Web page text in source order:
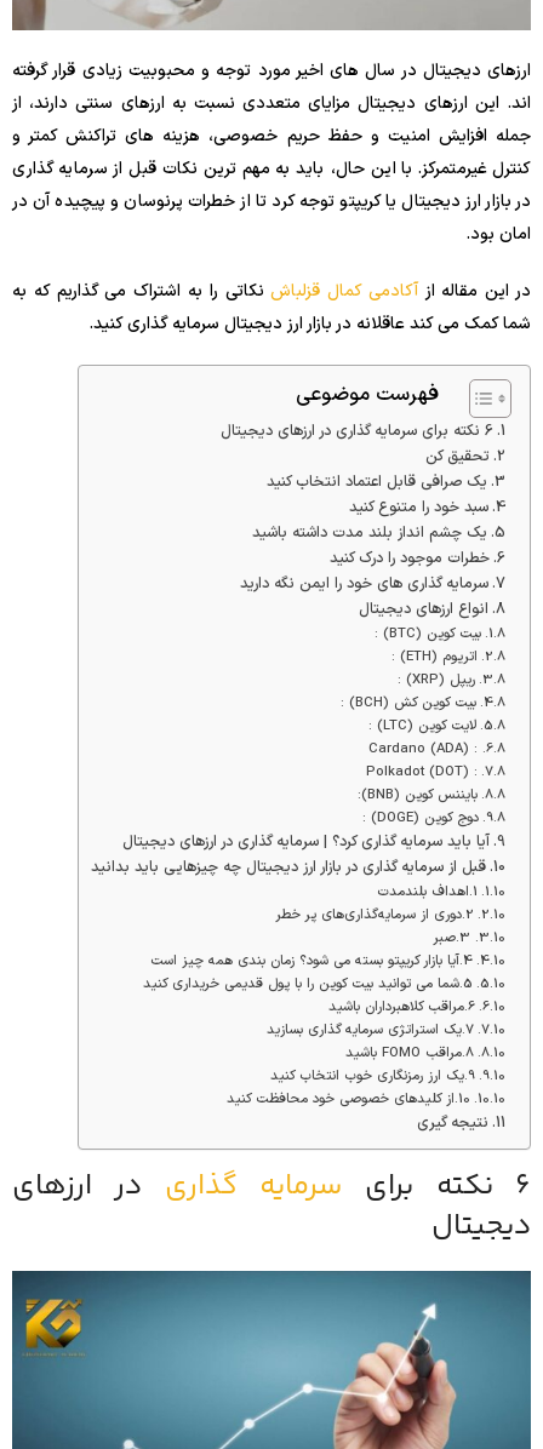
ارزهای دیجیتال در سال های اخیر مورد توجه و محبوبیت زیادی قرار گرفته
اند. این ارزهای دیجیتال مزایای متعددی نسبت به ارزهای سنتی دارند، از
جمله افزایش امنیت و حفظ حریم خصوصی، هزینه های تراکنش کمتر و
کنترل غیرمتمرکز. با این حال، باید به مهم ترین نکات قبل از سرمایه گذاری
در بازار ارز دیجیتال یا کریپتو توجه کرد تا از خطرات پرنوسان و پیچیده آن در
امان بود.
در این مقاله ازآکادمی کمال قزلباشنکاتی را به اشتراک می گذاریم که به
شما کمک می کند عاقلانه در بازار ارز دیجیتال سرمایه گذاری کنید.
فهرست موضوعی
6 نکته برای سرمایه گذاری در ارزهای دیجیتال
تحقیق کن
یک صرافی قابل اعتماد انتخاب کنید
سبد خود را متنوع کنید
یک چشم انداز بلند مدت داشته باشید
خطرات موجود را درک کنید
سرمایه گذاری های خود را ایمن نگه دارید
انواع ارزهای دیجیتال
بیت کوین (BTC) :
اتریوم (ETH) :
ریپل (XRP) :
بیت کوین کش (BCH) :
لایت کوین (LTC) :
: (ADA) Cardano
: (DOT) Polkadot
بایننس کوین (BNB):
دوج کوین (DOGE) :
آیا باید سرمایه گذاری کرد؟ | سرمایه گذاری در ارزهای دیجیتال
قبل از سرمایه گذاری در بازار ارز دیجیتال چه چیزهایی باید بدانید
1.اهداف بلندمدت
2.دوری از سرمایه‌گذاری‌های پر خطر
4.آیا بازار کریپتو بسته می شود؟ زمان بندی همه چیز است
5.شما می توانید بیت کوین را با پول قدیمی خریداری کنید
6.مراقب کلاهبرداران باشید
7.یک استراتژی سرمایه گذاری بسازید
8.مراقب FOMO باشید
9.یک ارز رمزنگاری خوب انتخاب کنید
10.از کلیدهای خصوصی خود محافظت کنید
نتیجه گیری
6 نکته برای سرمایه گذاری در ارزهای
دیجیتال